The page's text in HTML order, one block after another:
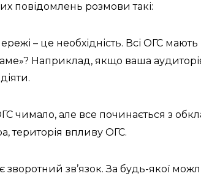
повідомлень розмови такі:
– це необхідність. Всі ОГС
Наприклад, якщо ваша
чимало, але все починається з
територія впливу ОГС.
зв’язок. За будь-якої